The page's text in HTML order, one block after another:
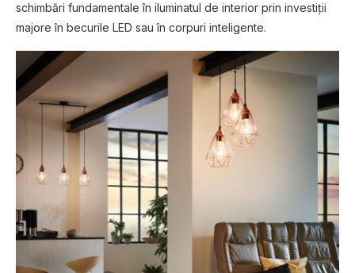
schimbări fundamentale în iluminatul de interior prin investiții
majore în becurile LED sau în corpuri inteligente.